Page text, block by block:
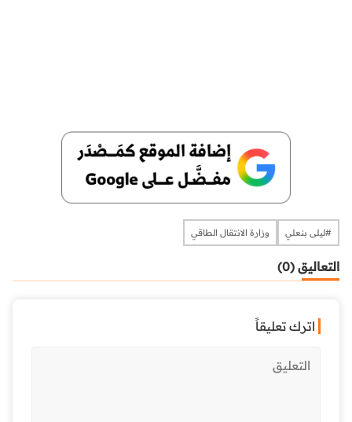
#ليلى بنعلي وزارة الانتقال الطاقي
التعاليق (0)
اترك تعليقاً